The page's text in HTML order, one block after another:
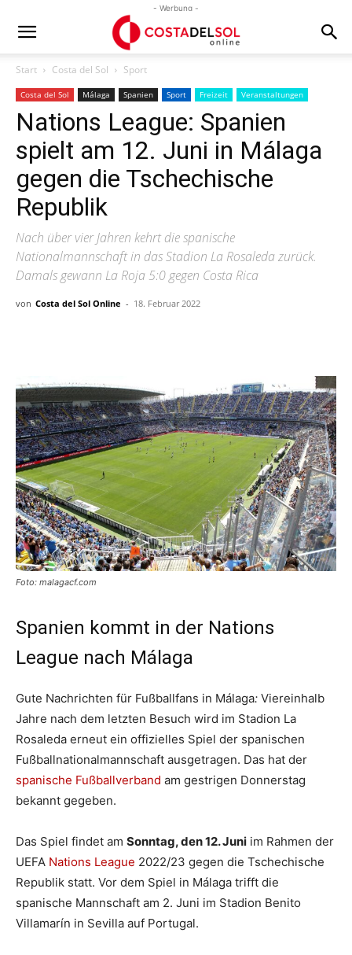
- Werbung -
Start Costa del Sol Sport
Costa del Sol Málaga Spanien Sport Freizeit Veranstaltungen
Nations League: Spanien
spielt am 12. Juni in Málaga
gegen die Tschechische
Republik
Nach über vier Jahren kehrt die spanische
Nationalmannschaft in das Stadion La Rosaleda zurück.
Damals gewann La Roja 5:0 gegen Costa Rica
von Costa del Sol Online - 18. Februar 2022
Foto: malagacf.com
Spanien kommt in der Nations
League nach Málaga
Gute Nachrichten für Fußballfans in Málaga: Viereinhalb
Jahre nach dem letzten Besuch wird im Stadion La
Rosaleda erneut ein offizielles Spiel der spanischen
Fußballnationalmannschaft ausgetragen. Das hat der
spanische Fußballverband am gestrigen Donnerstag
bekannt gegeben.
Das Spiel findet am Sonntag, den 12. Juni im Rahmen der
UEFA Nations League 2022/23 gegen die Tschechische
Republik statt. Vor dem Spiel in Málaga trifft die
spanische Mannschaft am 2. Juni im Stadion Benito
Villamarín in Sevilla auf Portugal.